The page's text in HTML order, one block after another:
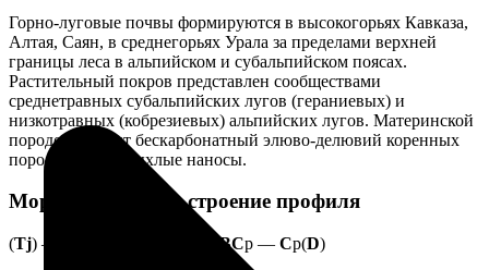
Горно-луговые почвы формируются в высокогорьях Кавказа,
Алтая, Саян, в среднегорьях Урала за пределами верхней
границы леса в альпийском и субальпийском поясах.
Растительный покров представлен сообществами
среднетравных субальпийских лугов (гераниевых) и
низкотравных (кобрезиевых) альпийских лугов. Материнской
породой служит бескарбонатный элюво-делювий коренных
пород, реже — рыхлые наносы.
Морфологическое строение профиля
(Tj) — BCp — Cp(D)